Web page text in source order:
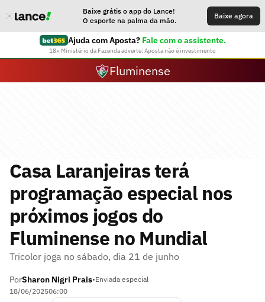
Baixe grátis o app do Lance!
O esporte na palma da mão.
Baixe agora
Ajuda com Aposta? Fale com o assistente.
18+ Ministério da Fazenda adverte: Aposta não é investimento
Fluminense
Casa Laranjeiras terá
programação especial nos
próximos jogos do
Fluminense no Mundial
Tricolor joga no sábado, dia 21 de junho
PorSharon Nigri Prais•Enviada especial
18/06/202506:00